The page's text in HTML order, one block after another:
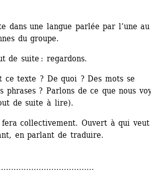
dans une langue parlée par l’une au
du groupe.
de suite : regardons.
ce texte ? De quoi ? Des mots se
phrases ? Parlons de ce que nous
de suite à lire).
collectivement. Ouvert à qui veut
en parlant de traduire.